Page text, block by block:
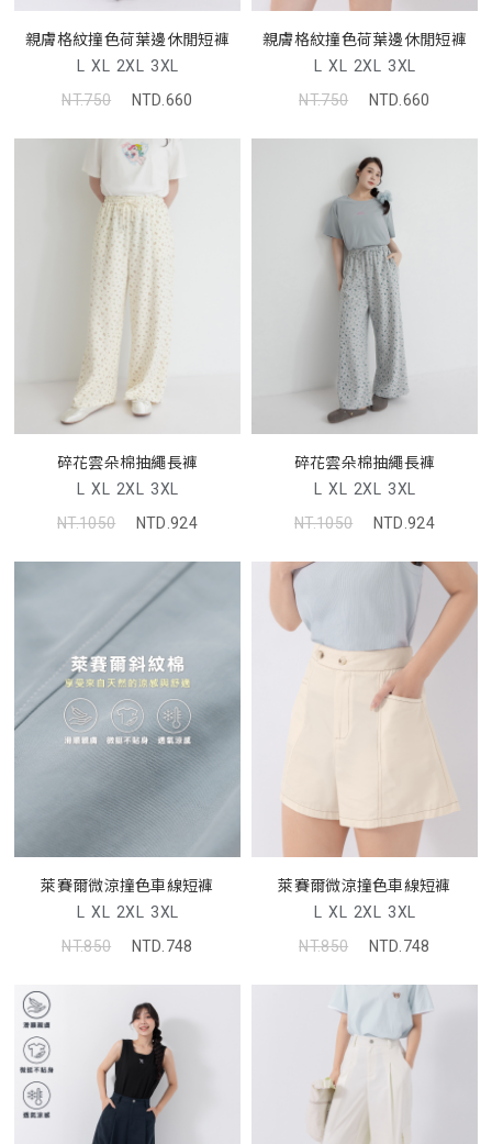
親膚格紋撞色荷葉邊休閒短褲
L XL 2XL 3XL
NT.750
NTD.660
親膚格紋撞色荷葉邊休閒短褲
L XL 2XL 3XL
NT.750
NTD.660
碎花雲朵棉抽繩長褲
L XL 2XL 3XL
NT.1050
NTD.924
碎花雲朵棉抽繩長褲
L XL 2XL 3XL
NT.1050
NTD.924
萊賽爾微涼撞色車線短褲
L XL 2XL 3XL
NT.850
NTD.748
萊賽爾微涼撞色車線短褲
L XL 2XL 3XL
NT.850
NTD.748